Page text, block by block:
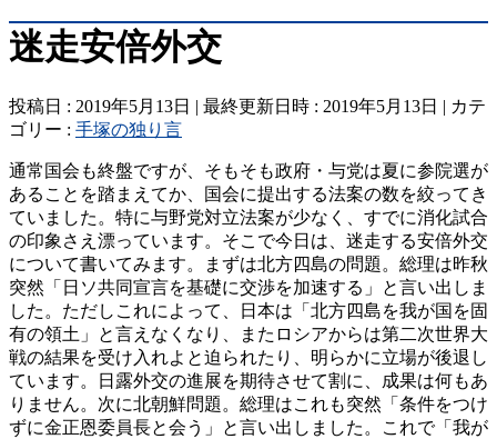
迷走安倍外交
投稿日 : 2019年5月13日 最終更新日時 : 2019年5月13日
カテ
ゴリー : 手塚の独り言
通常国会も終盤ですが、そもそも政府・与党は夏に参院選が
あることを踏まえてか、国会に提出する法案の数を絞ってき
ていました。特に与野党対立法案が少なく、すでに消化試合
の印象さえ漂っています。そこで今日は、迷走する安倍外交
について書いてみます。まずは北方四島の問題。総理は昨秋
突然「日ソ共同宣言を基礎に交渉を加速する」と言い出しま
した。ただしこれによって、日本は「北方四島を我が国を固
有の領土」と言えなくなり、またロシアからは第二次世界大
戦の結果を受け入れよと迫られたり、明らかに立場が後退し
ています。日露外交の進展を期待させて割に、成果は何もあ
りません。次に北朝鮮問題。総理はこれも突然「条件をつけ
ずに金正恩委員長と会う」と言い出しました。これで「我が